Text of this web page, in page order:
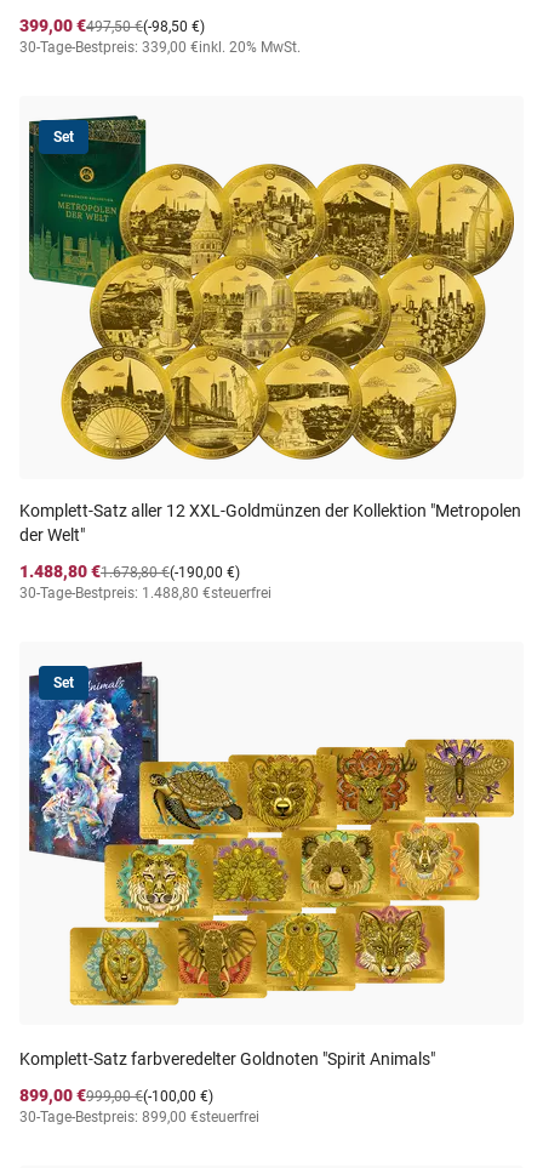
399,00 €
(-98,50 €)
497,50 €
30-Tage-Bestpreis: 339,00 €inkl. 20% MwSt.
Set
Komplett-Satz aller 12 XXL-Goldmünzen der Kollektion "Metropolen
der Welt"
1.488,80 €
(-190,00 €)
1.678,80 €
30-Tage-Bestpreis: 1.488,80 €steuerfrei
Set
Komplett-Satz farbveredelter Goldnoten "Spirit Animals"
899,00 €
(-100,00 €)
999,00 €
30-Tage-Bestpreis: 899,00 €steuerfrei